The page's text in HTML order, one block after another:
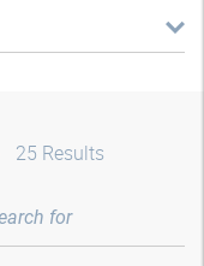
25 Results